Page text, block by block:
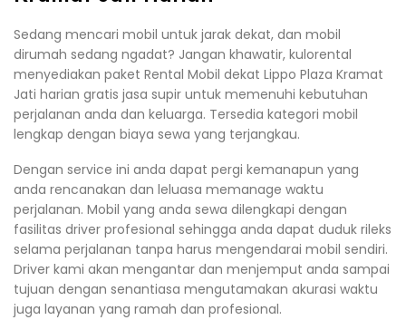
Sedang mencari mobil untuk jarak dekat, dan mobil
dirumah sedang ngadat? Jangan khawatir, kulorental
menyediakan paket Rental Mobil dekat Lippo Plaza Kramat
Jati harian gratis jasa supir untuk memenuhi kebutuhan
perjalanan anda dan keluarga. Tersedia kategori mobil
lengkap dengan biaya sewa yang terjangkau.
Dengan service ini anda dapat pergi kemanapun yang
anda rencanakan dan leluasa memanage waktu
perjalanan. Mobil yang anda sewa dilengkapi dengan
fasilitas driver profesional sehingga anda dapat duduk rileks
selama perjalanan tanpa harus mengendarai mobil sendiri.
Driver kami akan mengantar dan menjemput anda sampai
tujuan dengan senantiasa mengutamakan akurasi waktu
juga layanan yang ramah dan profesional.